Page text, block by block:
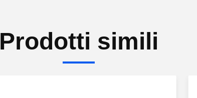
Prodotti simili